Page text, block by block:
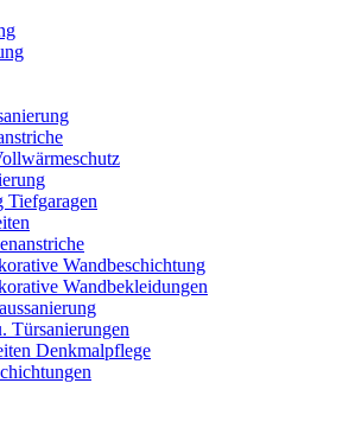
Tiefgaragen
Wandbeschichtung
Wandbekleidungen
Türsanierungen
Denkmalpflege